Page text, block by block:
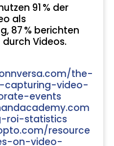
91 % der
als
87 % berichten
durch Videos.
the-
video-
events
roi-statistics
resource
on-video-